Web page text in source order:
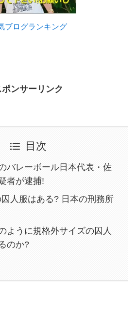
ブログランキング
ポンサーリンク
目次
バレーボール日本代表・佐
者が逮捕!
人服はある? 日本の刑務所
ように規格外サイズの囚人
のか?